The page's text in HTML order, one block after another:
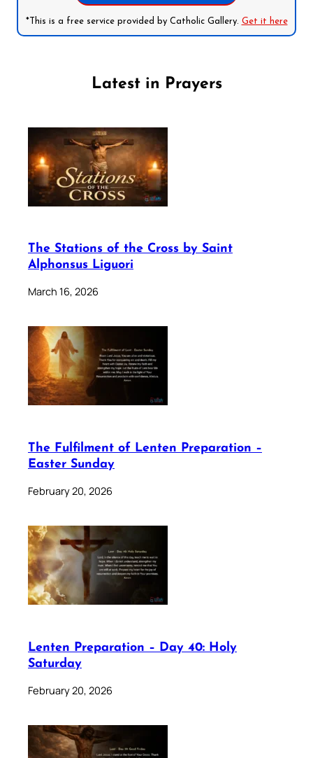
*This is a free service provided by Catholic Gallery. Get it here
Latest in Prayers
The Stations of the Cross by Saint
Alphonsus Liguori
March 16, 2026
The Fulfilment of Lenten Preparation –
Easter Sunday
February 20, 2026
Lenten Preparation – Day 40: Holy
Saturday
February 20, 2026